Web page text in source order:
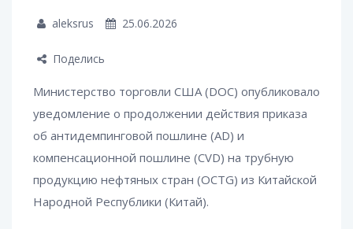
aleksrus 25.06.2026
Поделись
Министерство торговли США (DOC) опубликовало
уведомление о продолжении действия приказа
об антидемпинговой пошлине (AD) и
компенсационной пошлине (CVD) на трубную
продукцию нефтяных стран (OCTG) из Китайской
Народной Республики (Китай).